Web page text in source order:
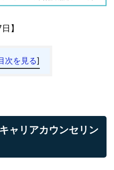
】
次を見る]
ャリアカウンセリン